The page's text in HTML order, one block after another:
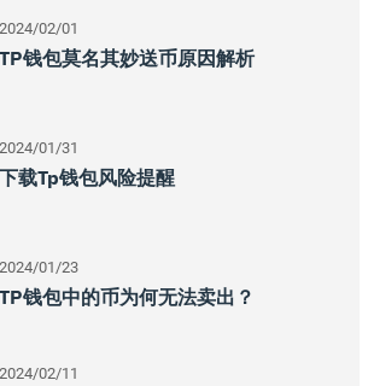
2024/02/01
TP钱包莫名其妙送币原因解析
2024/01/31
下载tp钱包风险提醒
2024/01/23
TP钱包中的币为何无法卖出？
2024/02/11